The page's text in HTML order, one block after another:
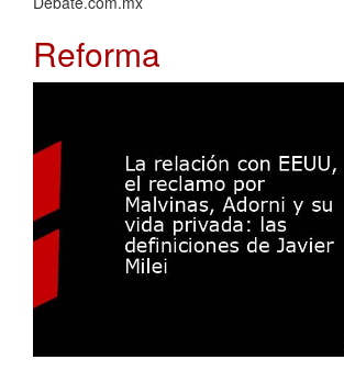
Reforma